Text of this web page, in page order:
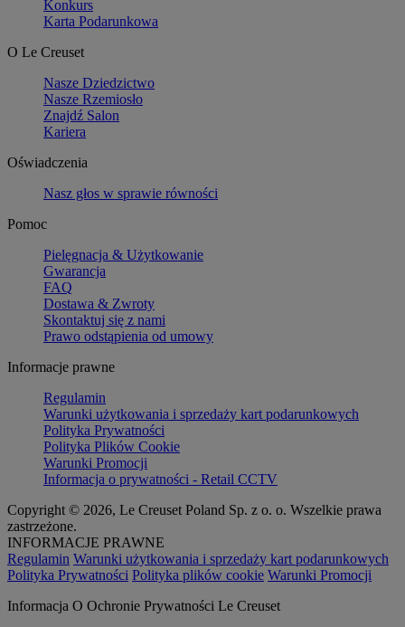
Konkurs
Karta Podarunkowa
O Le Creuset
Nasze Dziedzictwo
Nasze Rzemiosło
Znajdź Salon
Kariera
Oświadczenia
Nasz głos w sprawie równości
Pomoc
Pielęgnacja & Użytkowanie
Gwarancja
FAQ
Dostawa & Zwroty
Skontaktuj się z nami
Prawo odstąpienia od umowy
Informacje prawne
Regulamin
Warunki użytkowania i sprzedaży kart podarunkowych
Polityka Prywatności
Polityka Plików Cookie
Warunki Promocji
Informacja o prywatności - Retail CCTV
Copyright © 2026, Le Creuset Poland Sp. z o. o. Wszelkie prawa
zastrzeżone.
INFORMACJE PRAWNE
Regulamin Warunki użytkowania i sprzedaży kart podarunkowych
Polityka Prywatności Polityka plików cookie Warunki Promocji
Informacja O Ochronie Prywatności Le Creuset